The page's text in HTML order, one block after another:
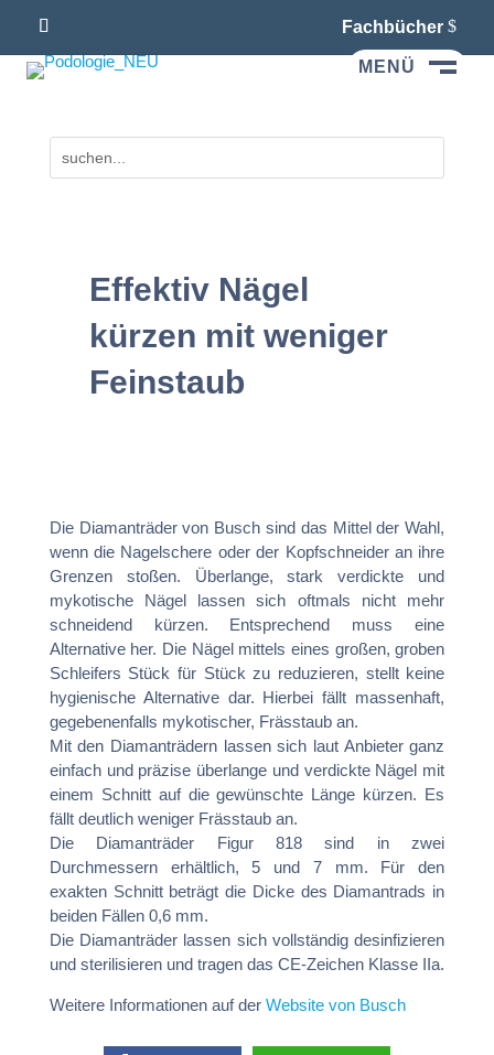
Fachbücher
MENÜ
Effektiv Nägel
kürzen mit weniger
Feinstaub
Die Diamanträder von Busch sind das Mittel der Wahl,
wenn die Nagelschere oder der Kopfschneider an ihre
Grenzen stoßen. Überlange, stark verdickte und
mykotische Nägel lassen sich oftmals nicht mehr
schneidend kürzen. Entsprechend muss eine
Alternative her. Die Nägel mittels eines großen, groben
Schleifers Stück für Stück zu reduzieren, stellt keine
hygienische Alternative dar. Hierbei fällt massenhaft,
gegebenenfalls mykotischer, Frässtaub an.
Mit den Diamanträdern lassen sich laut Anbieter ganz
einfach und präzise überlange und verdickte Nägel mit
einem Schnitt auf die gewünschte Länge kürzen. Es
fällt deutlich weniger Frässtaub an.
Die Diamanträder Figur 818 sind in zwei
Durchmessern erhältlich, 5 und 7 mm. Für den
exakten Schnitt beträgt die Dicke des Diamantrads in
beiden Fällen 0,6 mm.
Die Diamanträder lassen sich vollständig desinfizieren
und sterilisieren und tragen das CE-Zeichen Klasse IIa.
Weitere Informationen auf der Website von Busch